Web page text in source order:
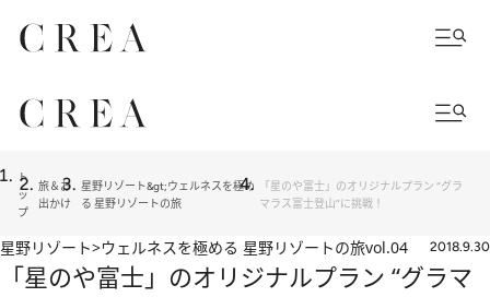
ト
ッ
プ
旅＆お
出かけ
星野リゾート&gt;ウェルネスを極め
る 星野リゾートの旅
「星のや富士」のオリジナルプラン “グラ
マラス富士登山”に挑戦！
星野リゾート>ウェルネスを極める 星野リゾートの旅vol.04 2018.9.30
「星のや富士」のオリジナルプラン “グラマ